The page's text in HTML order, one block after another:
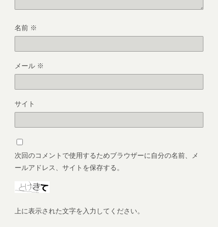
名前 ※
メール ※
サイト
次回のコメントで使用するためブラウザーに自分の名前、メ
ールアドレス、サイトを保存する。
上に表示された文字を入力してください。